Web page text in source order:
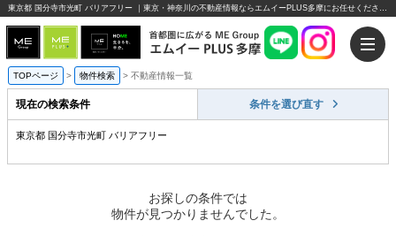
東京都 国分寺市光町 バリアフリー ｜東京・神奈川の不動産情報ならエムイーPLUS多摩にお任せください。
TOPページ > 物件検索 > 不動産情報一覧
現在の検索条件 条件を選び直す
東京都 国分寺市光町 バリアフリー
お探しの条件では
物件が見つかりませんでした。